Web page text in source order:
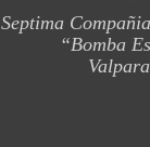
Septima
“Bomba